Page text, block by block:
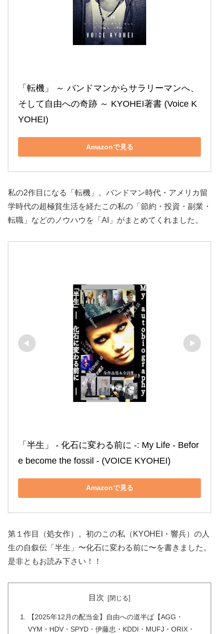
「転機」 ～ バンドマンからサラリーマンへ、
そして自由への奇跡 ～ KYOHEI著書 (Voice K
YOHEI)
Amazonで見る
私の2作目になる「転機」。バンドマン時代・アメリカ留
学時代の超極貧生活を経たこの私の「節約・投資・副業・
転職」などのノウハウを「AI」がまとめてくれました。
「半生」 ‐ 化石に変わる前に ‐: My Life ‐ Befor
e become the fossil ‐ (VOICE KYOHEI)
Amazonで見る
第１作目（処女作）。初のこの私（KYOHEI・響兵）の人
生の自叙伝「半生」〜化石に変わる前に〜を書きました。
是非ともお読み下さい！！
目次
【2025年12月の配当金】自由への道半ば【AGG・
VYM・HDV・SPYD・伊藤忠・KDDI・MUFJ・ORIX・